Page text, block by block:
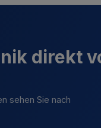
direkt
sehen Sie nach